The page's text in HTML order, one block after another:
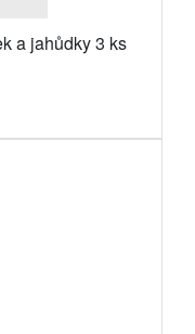
a jahůdky 3 ks